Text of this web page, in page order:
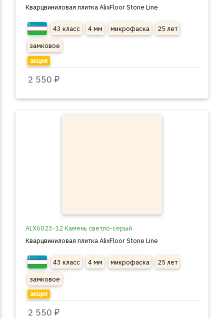
Кварцвиниловая плитка AlixFloor Stone Line
43 класс 4 мм микрофаска
25 лет
замковое
акция
2 550 ₽
ALX6023-12 Камень светло-серый
Кварцвиниловая плитка AlixFloor Stone Line
43 класс 4 мм микрофаска
25 лет
замковое
акция
2 550 ₽